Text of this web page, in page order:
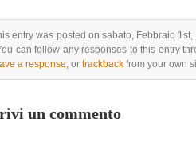
entry was posted on sabato, Febbraio
can follow any responses to this entry
a response, or trackback from your own
un commento